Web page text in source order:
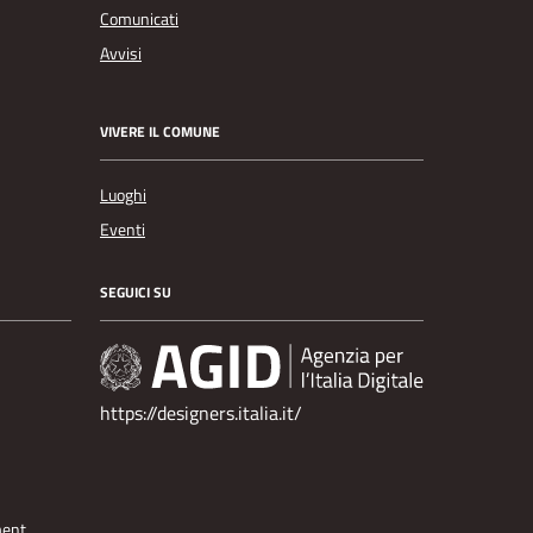
Comunicati
Avvisi
VIVERE IL COMUNE
Luoghi
Eventi
SEGUICI SU
https://designers.italia.it/